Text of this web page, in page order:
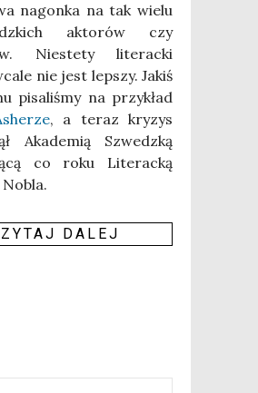
nagon­ka na tak wie­lu
akto­rów czy
Nie­ste­ty lite­rac­ki
nie jest lep­szy. Jakiś
pisa­li­śmy na przy­kład
, a teraz kry­zys
Aka­de­mią Szwedz­ką
co roku Lite­rac­ką
DALEJ